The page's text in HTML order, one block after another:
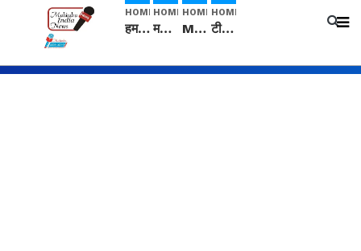
HOME
हम सनातनी..." सांसद kangana Ranaut से क्या बोली लड़की? Viral Jantar-Mantar | CJP protest
HOME
मनीषा हत्याकांड: हत्या, आत्महत्या या कोई बड़ा राज? | Full Story | Josh Haryana
HOME
Mangalsutra: हिंदू धर्म में शादी के बाद मंगलसूत्र क्यों पहनती है महिलाएं, किसने शुरु की ये परंपरा
HOME
टीम बीकेई ने एग्रीकल्चर ग्रेड की यूरिया खाद गट्टों में बदलकर टेक्निकल ग्रेड में बेचने वालों पर करवाई कार्रवाई: लखविंदर सिंह औलख